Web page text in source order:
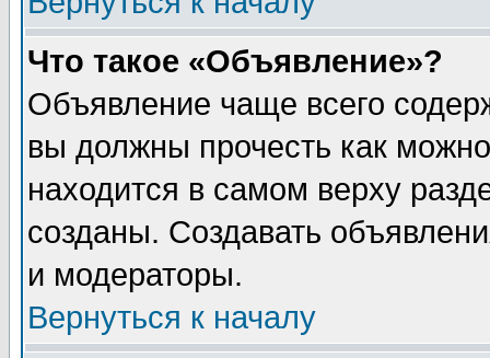
Что такое «Объявление»?
Объявление чаще всего
вы должны прочесть как
находится в самом верху
созданы. Создавать
и модераторы.
Вернуться к началу